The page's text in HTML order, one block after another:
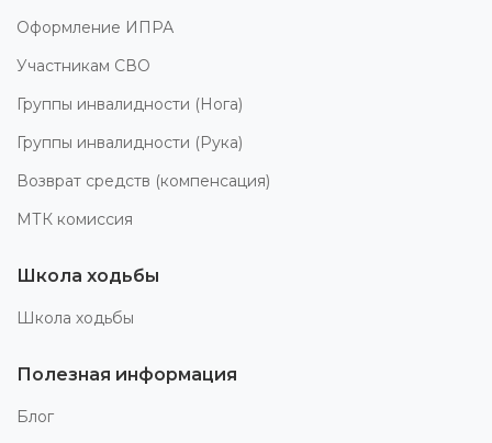
Оформление ИПРА
Участникам СВО
Группы инвалидности (Нога)
Группы инвалидности (Рука)
Возврат средств (компенсация)
МТК комиссия
Школа ходьбы
Школа ходьбы
Полезная информация
Блог